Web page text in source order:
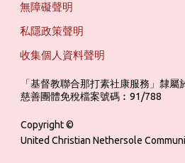
無障礙聲明
私隱政策聲明
收集個人資料聲明
「基督教聯合那打素社康服務」隸
慈善團體免稅檔案號碼︰91/788
Copyright ©
United Christian Nethersole